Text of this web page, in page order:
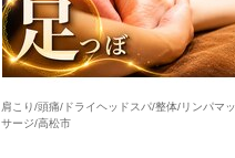
肩こり/頭痛/ドライヘッドスパ/整体/リンパマッ
サージ/高松市